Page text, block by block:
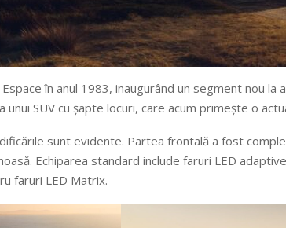
în anul 1983, inaugurând un segment nou
SUV cu șapte locuri, care acum primește o
sunt evidente. Partea frontală a fost
Echiparea standard include faruri LED
faruri LED Matrix.